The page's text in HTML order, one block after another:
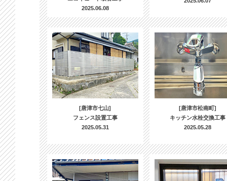
2025.06.08
[唐津市七山]
フェンス設置工事
2025.05.31
[唐津市松南町]
キッチン水栓交換工事
2025.05.28